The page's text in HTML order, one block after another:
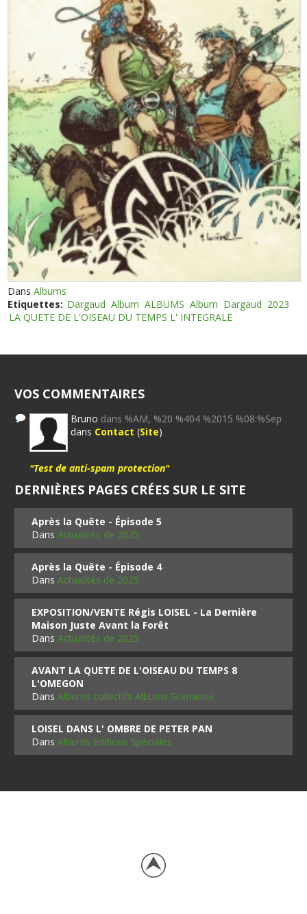
DansAlbums
Etiquettes: Dargaud Album ALBUMS Album Dargaud 2023
LA QUETE DE L'OISEAU DU TEMPS L' INTEGRALE
VOS COMMENTAIRES
Bruno dans %AM, %20 %404 %2015 %08:%Sep
dans Contact (Site)
"Test de anti-spam protection"
DERNIÈRES PAGES CRÉES SUR LE SITE
Après la Quête - Épisode 5
DansActualités de 2025
Après la Quête - Épisode 4
DansActualités de 2025
EXPOSITION/VENTE Régis LOISEL - La Dernière
Maison Juste Avant la Forêt
DansActualités de 2025
AVANT LA QUETE DE L'OISEAU DU TEMPS 8
L'OMEGON
DansAlbums collectifs Albums Scénarios
LOISEL DANS L' OMBRE DE PETER PAN
DansAlbums Editions Spéciales